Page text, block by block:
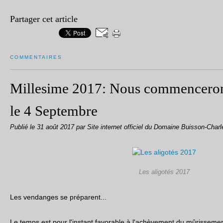
Partager cet article
COMMENTAIRES
Millesime 2017: Nous
le 4 Septembre
Publié le 31 août 2017 par Site internet officiel du Domaine Buisson-
Les aligotés 2017
Les vendanges se préparent...